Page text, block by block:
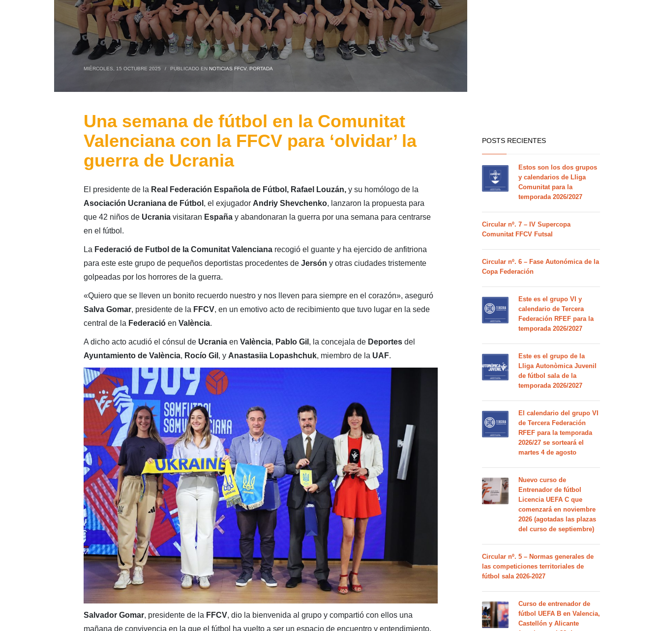
MIÉRCOLES, 15 OCTUBRE 2025 / PUBLICADO EN NOTICIAS FFCV, PORTADA
Una semana de fútbol en la Comunitat
Valenciana con la FFCV para ‘olvidar’ la
guerra de Ucrania
El presidente de la Real Federación Española de Fútbol, Rafael Louzán,y su homólogo de la
Asociación Ucraniana de Fútbol , el exjugador Andriy Shevchenko, lanzaron la propuesta para
que 42 niños de Ucraniavisitaran Españay abandonaran la guerra por una semana para centrarse
en el fútbol.
La Federació de Futbol de la Comunitat Valencianarecogió el guante y ha ejercido de anfitriona
para este este grupo de pequeños deportistas procedentes de Jersón y otras ciudades tristemente
golpeadas por los horrores de la guerra.
«Quiero que se lleven un bonito recuerdo nuestro y nos lleven para siempre en el corazón», aseguró
Salva Gomar, presidente de la FFCV, en un emotivo acto de recibimiento que tuvo lugar en la sede
central de la Federacióen València.
A dicho acto acudió el cónsul de Ucraniaen València, Pablo Gil , la concejala de Deportesdel
Ayuntamiento de València, Rocío Gil , y Anastasiia Lopashchuk, miembro de la UAF.
Salvador Gomar, presidente de la FFCV, dio la bienvenida al grupo y compartió con ellos una
mañana de convivencia en la que el fútbol ha vuelto a ser un espacio de encuentro y entendimiento.
POSTS RECIENTES
Estos son los dos grupos
y calendarios de Lliga
Comunitat para la
temporada 2026/2027
Circular nº. 7 – IV Supercopa
Comunitat FFCV Futsal
Circular nº. 6 – Fase Autonómica de la
Copa Federación
Este es el grupo VI y
calendario de Tercera
Federación RFEF para la
temporada 2026/2027
Este es el grupo de la
Lliga Autonòmica Juvenil
de fútbol sala de la
temporada 2026/2027
El calendario del grupo VI
de Tercera Federación
RFEF para la temporada
2026/27 se sorteará el
martes 4 de agosto
Nuevo curso de
Entrenador de fútbol
Licencia UEFA C que
comenzará en noviembre
2026 (agotadas las plazas
del curso de septiembre)
Circular nº. 5 – Normas generales de
las competiciones territoriales de
fútbol sala 2026-2027
Curso de entrenador de
fútbol UEFA B en Valencia,
Castellón y Alicante